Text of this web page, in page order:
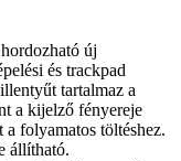
új
és trackpad
tartalmaz a
a kijelző fényereje
folyamatos töltéshez.
állítható.